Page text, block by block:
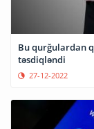
Bu qurğulardan
təsdiqləndi
27-12-2022